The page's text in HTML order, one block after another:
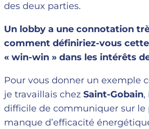
des deux parties.
Un lobby a une connotation
comment définiriez-vous
« win-win » dans les intérêts
Pour vous donner un exemple
je travaillais chez Saint-Gobain,
difficile de communiquer sur le
manque d’efficacité